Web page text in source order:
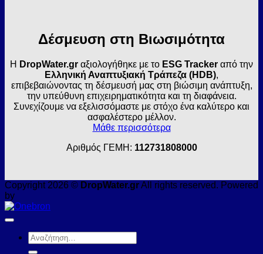
Δέσμευση στη Βιωσιμότητα
Η DropWater.gr αξιολογήθηκε με το ESG Tracker από την
Ελληνική Αναπτυξιακή Τράπεζα (HDB),
επιβεβαιώνοντας τη δέσμευσή μας στη βιώσιμη ανάπτυξη,
την υπεύθυνη επιχειρηματικότητα και τη διαφάνεια.
Συνεχίζουμε να εξελισσόμαστε με στόχο ένα καλύτερο και
ασφαλέστερο μέλλον.
Μάθε περισσότερα
Αριθμός ΓΕΜΗ: 112731808000
Copyright 2026 © DropWater.grAll rights reserved. Powered
by
Αναζήτηση
για: